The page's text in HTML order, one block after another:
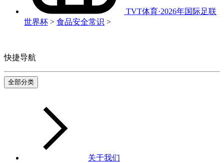
TVT体育·2026年国际足联
世界杯 > 食品安全常识 >
快捷导航
全部分类
关于我们